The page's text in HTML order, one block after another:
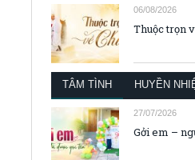
06/08/2026
Thuộc trọn
TÂM TÌNH HUYỀN
27/07/2026
Gởi em –